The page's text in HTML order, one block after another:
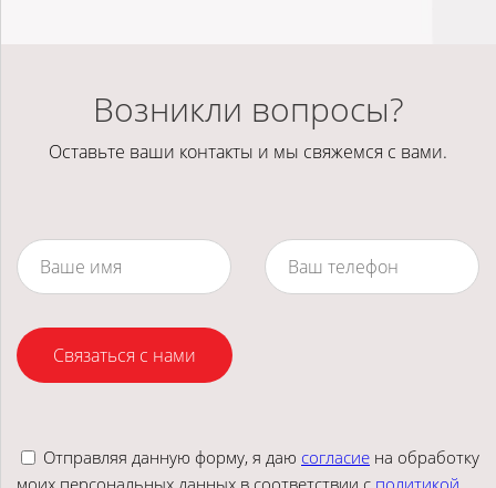
Возникли вопросы?
Оставьте ваши контакты и мы свяжемся с вами.
Связаться с нами
Отправляя данную форму, я даю согласие на обработку
моих персональных данных в соответствии с политикой